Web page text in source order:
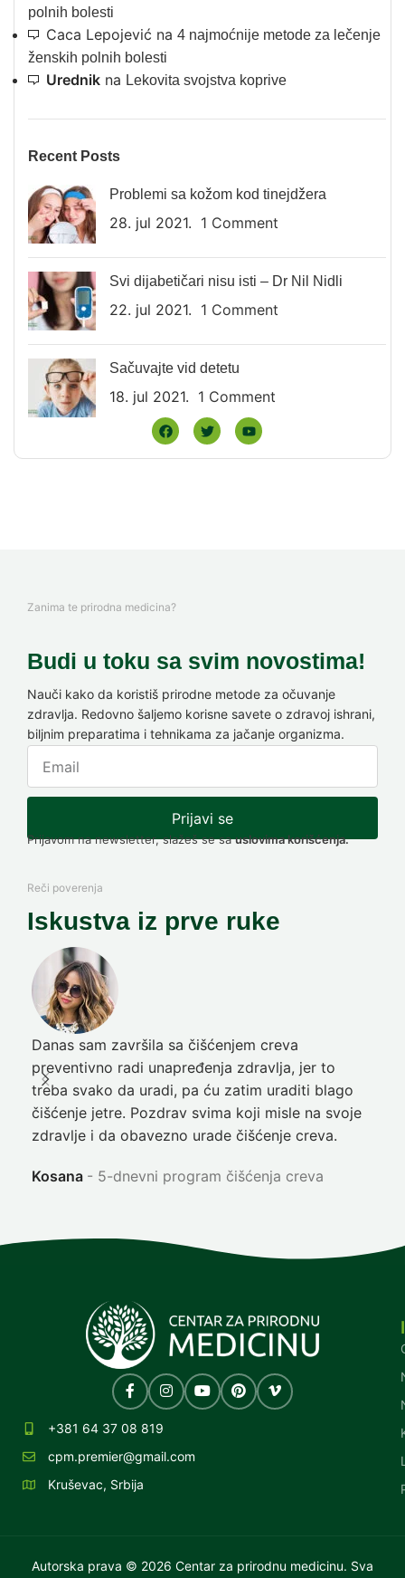
polnih bolesti
Caca Lepojević na 4 najmoćnije metode za lečenje
ženskih polnih bolesti
Urednik na Lekovita svojstva koprive
Recent Posts
Problemi sa kožom kod tinejdžera
28. jul 2021. 1 Comment
Svi dijabetičari nisu isti – Dr Nil Nidli
22. jul 2021. 1 Comment
Sačuvajte vid detetu
18. jul 2021. 1 Comment
Zanima te prirodna medicina?
Budi u toku sa svim novostima!
Nauči kako da koristiš prirodne metode za očuvanje
zdravlja. Redovno šaljemo korisne savete o zdravoj ishrani,
biljnim preparatima i tehnikama za jačanje organizma.
Prijavi se
Prijavom na newsletter, slažeš se sauslovima korišćenja.
Reči poverenja
Iskustva iz prve ruke
Danas sam završila sa čišćenjem creva
preventivno radi unapređenja zdravlja, jer to
treba svako da uradi, pa ću zatim uraditi blago
čišćenje jetre. Pozdrav svima koji misle na svoje
zdravlje i da obavezno urade čišćenje creva.
Kosana 5-dnevni program čišćenja creva
+381 64 37 08 819
cpm.premier@gmail.com
Kruševac, Srbija
Autorska prava © 2026 Centar za prirodnu medicinu. Sva